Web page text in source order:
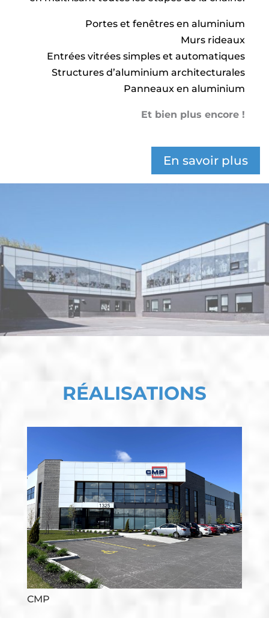
Portes et fenêtres en aluminium
Murs rideaux
Entrées vitrées simples et automatiques
Structures d’aluminium architecturales
Panneaux en aluminium
Et bien plus encore !
En savoir plus
RÉALISATIONS
CMP